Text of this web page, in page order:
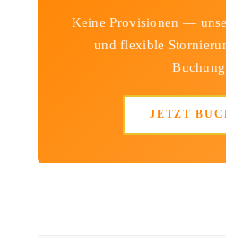
Keine Provisionen —
und flexible
JETZT